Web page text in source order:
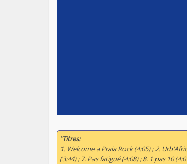
“Titres:
1. Welcome a Praia Rock (4:05) ; 2.
(3:44) ; 7. Pas fatigué (4:08) ; 8. 1 pas 10